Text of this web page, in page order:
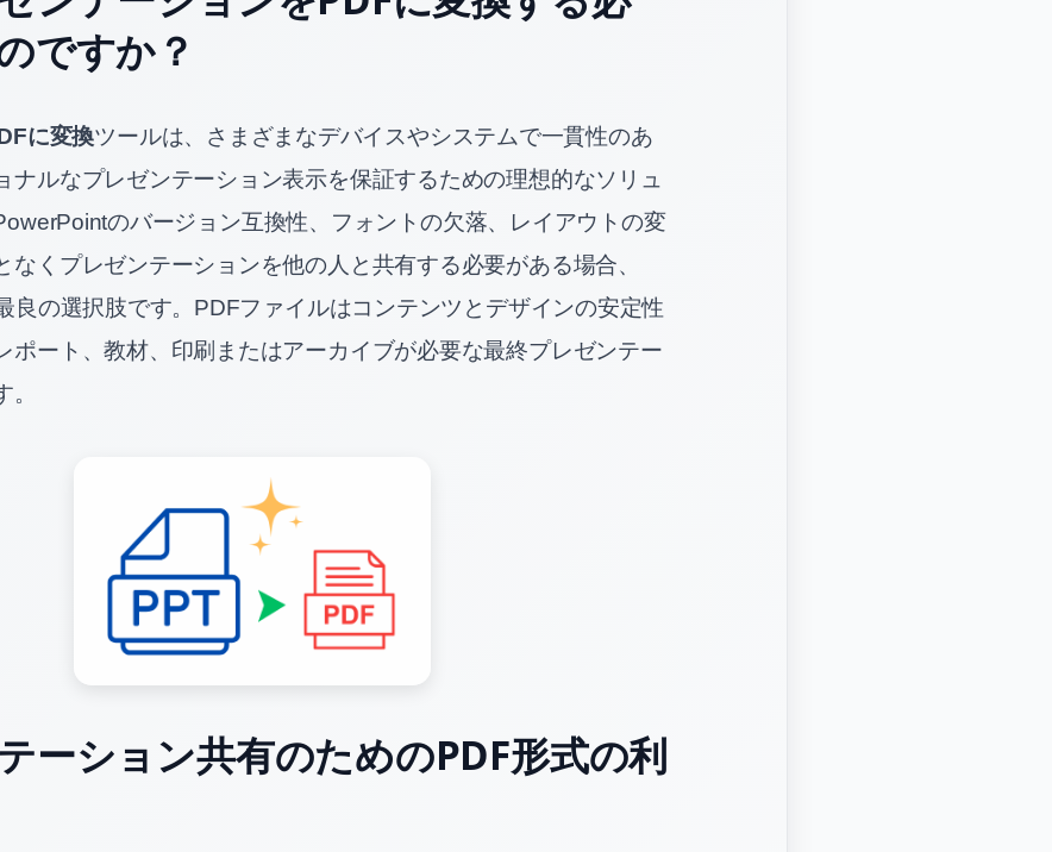
ですか？
に変換ツールは、さまざまなデバイスやシステムで一貫性のあ
ナルなプレゼンテーション表示を保証するための理想的なソリュ
のバージョン互換性、フォントの欠落、レイアウトの変
なくプレゼンテーションを他の人と共有する必要がある場合、
良の選択肢です。PDFファイルはコンテンツとデザインの安定性
ポート、教材、印刷またはアーカイブが必要な最終プレゼンテー
ーション共有のためのPDF形式の利